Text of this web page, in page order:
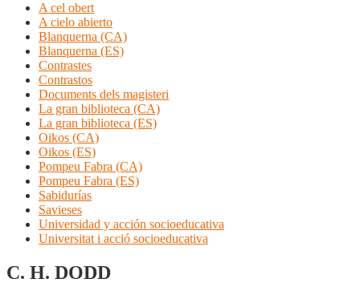
A cel obert
A cielo abierto
Blanquerna (CA)
Blanquerna (ES)
Contrastes
Contrastos
Documents dels magisteri
La gran biblioteca (CA)
La gran biblioteca (ES)
Oikos (CA)
Oikos (ES)
Pompeu Fabra (CA)
Pompeu Fabra (ES)
Sabidurías
Savieses
Universidad y acción socioeducativa
Universitat i acció socioeducativa
C. H. DODD